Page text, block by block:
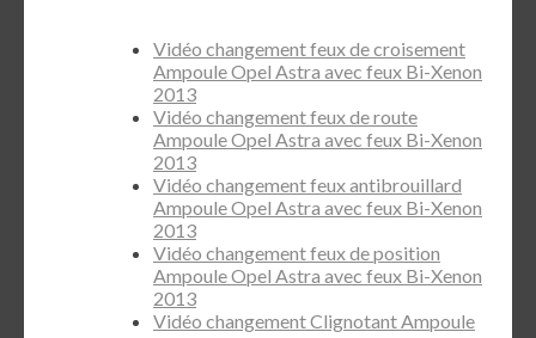
Vidéo changement feux de croisement
Ampoule Opel Astra avec feux Bi-Xenon
2013
Vidéo changement feux de route
Ampoule Opel Astra avec feux Bi-Xenon
2013
Vidéo changement feux antibrouillard
Ampoule Opel Astra avec feux Bi-Xenon
2013
Vidéo changement feux de position
Ampoule Opel Astra avec feux Bi-Xenon
2013
Vidéo changement Clignotant Ampoule